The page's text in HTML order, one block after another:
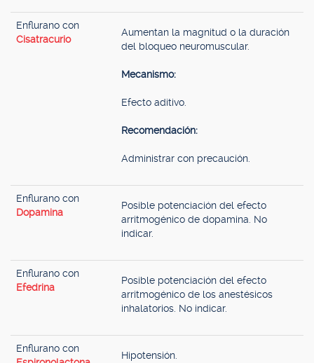
Enflurano con
Cisatracurio
Aumentan la magnitud o la duración
del bloqueo neuromuscular.
Mecanismo:
Efecto aditivo.
Recomendación:
Administrar con precaución.
Enflurano con
Dopamina
Posible potenciación del efecto
arritmogénico de dopamina. No
indicar.
Enflurano con
Efedrina
Posible potenciación del efecto
arritmogénico de los anestésicos
inhalatorios. No indicar.
Enflurano con
Hipotensión.